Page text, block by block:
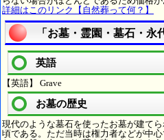
詳細はこのリンク【自然葬って何？】
「お墓・霊園・墓石・
英語
【英語】 Grave
お墓の歴史
現代のような墓石を使ったお墓が建て
頃である。ただ当時は権力者などが中